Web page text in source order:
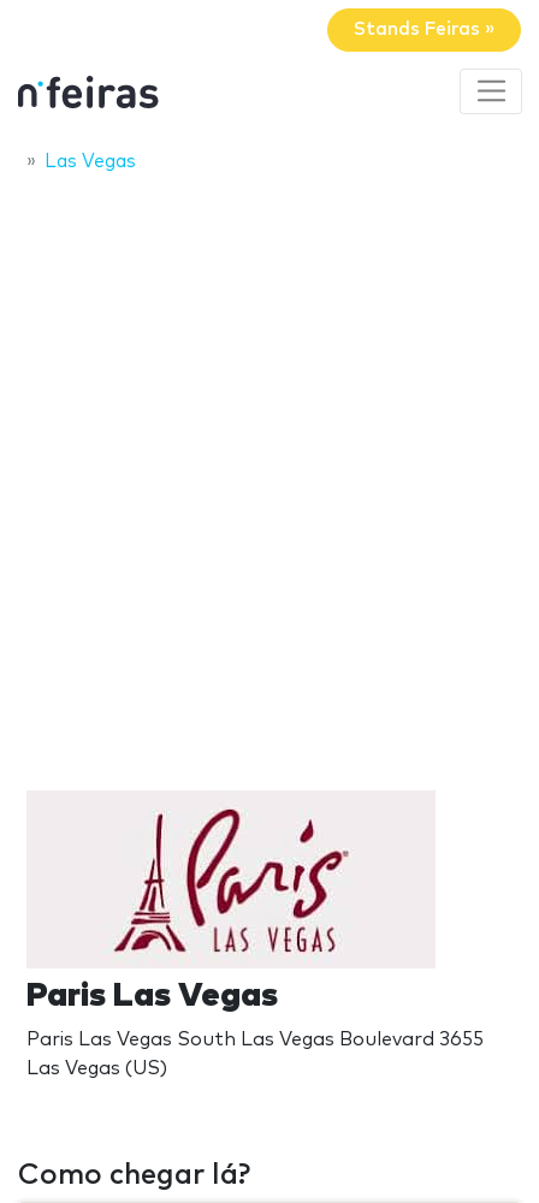
Stands Feiras »
Las Vegas
Paris Las Vegas
Paris Las Vegas South Las Vegas Boulevard 3655
Las Vegas (US)
Como chegar lá?